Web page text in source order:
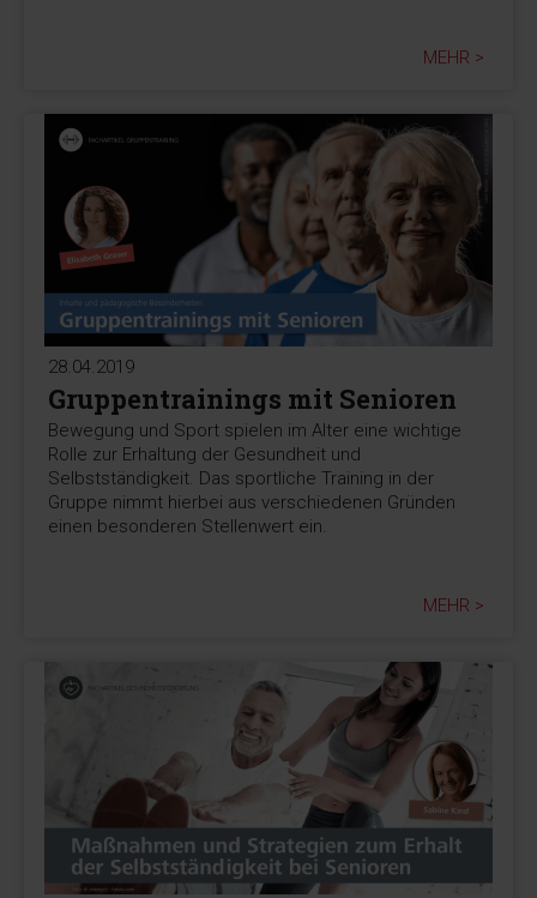
MEHR >
28.04.2019
Gruppentrainings mit Senioren
Bewegung und Sport spielen im Alter eine wichtige
Rolle zur Erhaltung der Gesundheit und
Selbstständigkeit. Das sportliche Training in der
Gruppe nimmt hierbei aus verschiedenen Gründen
einen besonderen Stellenwert ein.
MEHR >